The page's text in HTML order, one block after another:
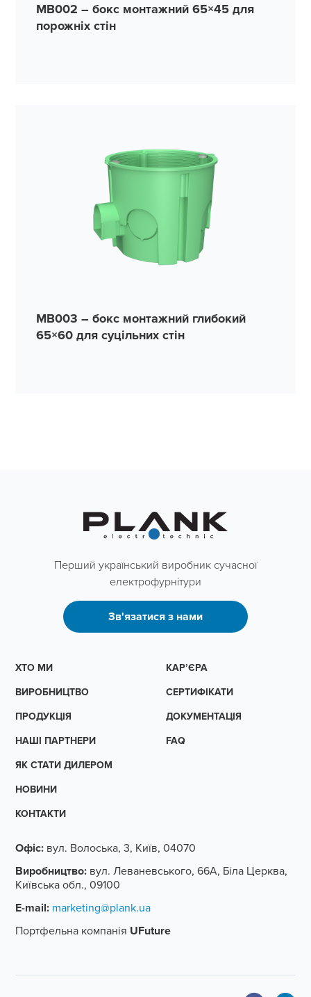
MB002 – бокс монтажний 65×45 для
порожніх стін
MB003 – бокс монтажний глибокий
65×60 для суцільних стін
Перший український виробник сучасної
електрофурнітури
Зв'язатися з нами
ХТО МИ
ВИРОБНИЦТВО
ПРОДУКЦІЯ
НАШІ ПАРТНЕРИ
ЯК СТАТИ ДИЛЕРОМ
НОВИНИ
КОНТАКТИ
КАР’ЄРА
СЕРТИФІКАТИ
ДОКУМЕНТАЦІЯ
FAQ
Офіс: вул. Волоська, 3, Київ, 04070
Виробництво: вул. Леваневського, 66А, Біла Церква,
Київська обл., 09100
E-mail: marketing@plank.ua
Портфельна компанія UFuture